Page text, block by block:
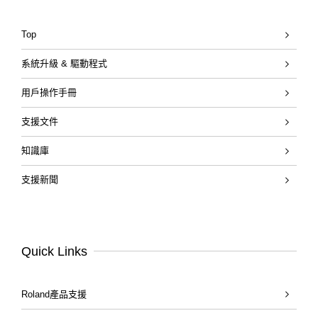
Top
系統升級 & 驅動程式
用戶操作手冊
支援文件
知識庫
支援新聞
Quick Links
Roland產品支援